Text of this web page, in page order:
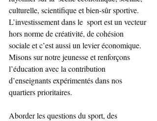
culturelle, scientifique et bien-sûr sportive.
L’investissement dans le  sport est un vecteur
hors norme de créativité, de cohésion
sociale et c’est aussi un levier économique.
Misons sur notre jeunesse et renforçons
l’éducation avec la contribution
d’enseignants expérimentés dans nos
quartiers prioritaires.
Aborder les questions du sport, des